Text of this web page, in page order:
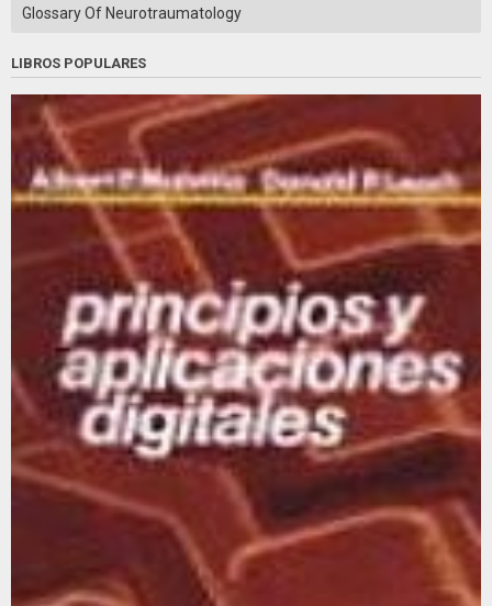
Glossary Of Neurotraumatology
LIBROS POPULARES